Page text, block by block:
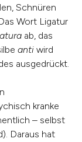
Schnüren
Wort Ligatur
ab, das
anti wird
ausgedrückt.
kranke
– selbst
Daraus hat